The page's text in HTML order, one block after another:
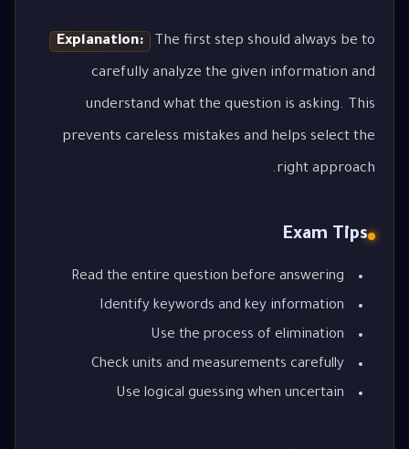
Explanation: The first step should always be to
carefully analyze the given information and
understand what the question is asking. This
prevents careless mistakes and helps select the
right approach.
Exam Tips
Read the entire question before answering
Identify keywords and key information
Use the process of elimination
Check units and measurements carefully
Use logical guessing when uncertain